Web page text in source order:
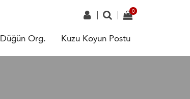
Düğün Org. Kuzu Koyun Postu